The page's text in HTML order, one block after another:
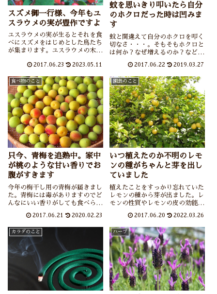
スズメ御一行様、今年もユ
スラウメの実が豊作ですよ
ユスラウメの実が生るとそれを食
べにスズメをはじめとした鳥たち
が集まります。ユスラウメの木の
て紹介しています。
2017.06.23 2023.05.11
蚊を思いきり叩いたら自分
のホクロだった時は凹みま
す
蚊と間違えて自分のホクロを叩く
切なさ・・・。そもそもホクロと
は何か？なぜ増えるのか？などに
2017.06.22 2019.03.27
食べ物のこと
只今、青梅を追熟中。家中
が桃のような甘い香りでお
腹がすきます
今年の梅干し用の青梅が届きまし
た。青梅には毒がありますのでど
んなにいい香りがしても食べられ
いて、を中心に梅干しの話など。
2017.06.21 2020.02.23
園芸のこと
いつ植えたのか不明のレモ
ンの種がちゃんと芽を出し
ていました
植えたことをすっかり忘れていた
レモンの種から芽が出ました。レ
モンの性質やレモンの皮の効能な
2017.06.20 2022.03.26
カラダのこと ハーブ